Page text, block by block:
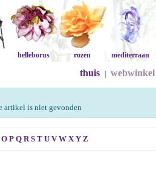
helleborus rozen mediterraan
thuis webwinkel
artikel is niet gevonden
O P Q R S T U V W X Y Z